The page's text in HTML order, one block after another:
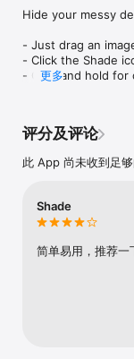
Hide your messy
- Just drag an
- Click the Shade
- Click and hold
更多
评分及评论
此 App 尚未收到足
Shade
简单易用，推荐一